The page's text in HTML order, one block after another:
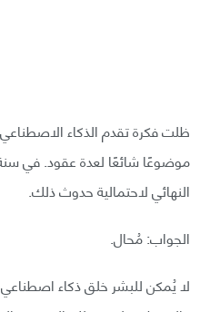
ظلت فكرة تقدم الذكاء
النهائي لاحتمالية حدوث ذلك.
الجواب: مُحال.
لا يُمكن للبشر خلق ذكاء